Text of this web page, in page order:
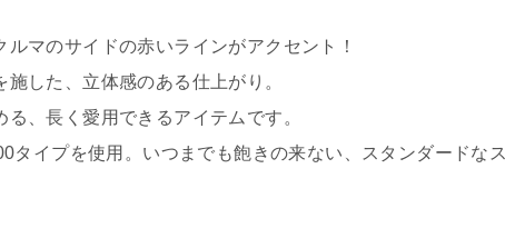
マのサイドの赤いラインがアクセント！
した、立体感のある仕上がり。
、長く愛用できるアイテムです。
タイプを使用。いつまでも飽きの来ない、スタンダードなス